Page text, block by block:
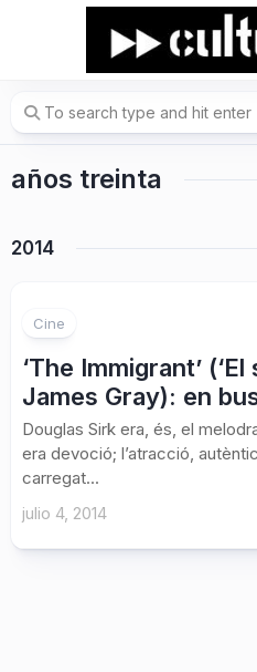
años treinta
2014
Cine
‘The Immigrant’
James Gray): en
Douglas Sirk era, és, el
era devoció; l’atracció,
carregat...
julio 4, 2014